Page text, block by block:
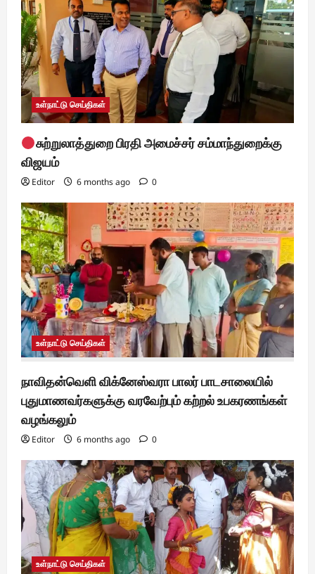
t
i
o
n
உள்நாட்டு செய்திகள்
சுற்றுலாத்துறை பிரதி அமைச்சர் சம்மாந்துறைக்கு
விஜயம்
Editor 6 months ago 0
உள்நாட்டு செய்திகள்
நாவிதன்வெளி விக்னேஸ்வரா பாலர் பாடசாலையில்
புதுமாணவர்களுக்கு வரவேற்பும் கற்றல் உபகரணங்கள்
வழங்கலும்
Editor 6 months ago 0
உள்நாட்டு செய்திகள்